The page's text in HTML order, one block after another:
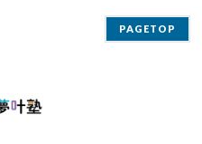
PAGETOP